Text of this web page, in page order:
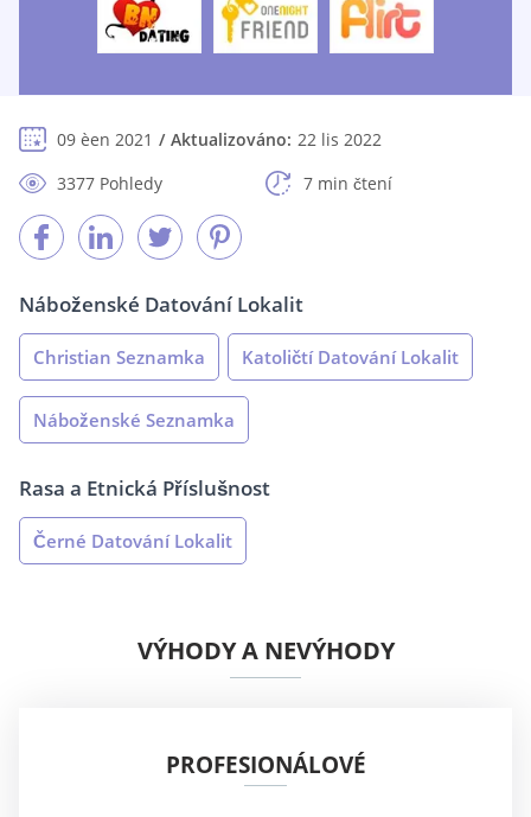
09 èen 2021 Aktualizováno: 22 lis 2022
3377 Pohledy
7 min čtení
Náboženské Datování Lokalit
Christian Seznamka Katoličtí Datování Lokalit
Náboženské Seznamka
Rasa a Etnická Příslušnost
Černé Datování Lokalit
VÝHODY A NEVÝHODY
PROFESIONÁLOVÉ